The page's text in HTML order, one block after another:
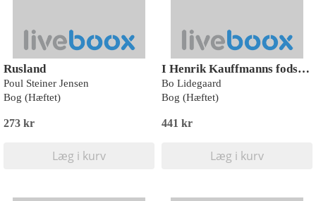
Rusland
Poul Steiner Jensen
Bog (Hæftet)
273 kr
Læg i kurv
I Henrik Kauffmanns fodspor
Bo Lidegaard
Bog (Hæftet)
441 kr
Læg i kurv